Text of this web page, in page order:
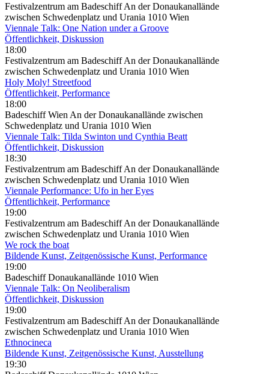
Festivalzentrum am Badeschiff An der Donaukanallände
zwischen Schwedenplatz und Urania 1010 Wien
Viennale Talk: One Nation under a Groove
Öffentlichkeit, Diskussion
18:00
Festivalzentrum am Badeschiff An der Donaukanallände
zwischen Schwedenplatz und Urania 1010 Wien
Holy Moly! Streetfood
Öffentlichkeit, Performance
18:00
Badeschiff Wien An der Donaukanallände zwischen
Schwedenplatz und Urania 1010 Wien
Viennale Talk: Tilda Swinton und Cynthia Beatt
Öffentlichkeit, Diskussion
18:30
Festivalzentrum am Badeschiff An der Donaukanallände
zwischen Schwedenplatz und Urania 1010 Wien
Viennale Performance: Ufo in her Eyes
Öffentlichkeit, Performance
19:00
Festivalzentrum am Badeschiff An der Donaukanallände
zwischen Schwedenplatz und Urania 1010 Wien
We rock the boat
Bildende Kunst, Zeitgenössische Kunst, Performance
19:00
Badeschiff Donaukanallände 1010 Wien
Viennale Talk: On Neoliberalism
Öffentlichkeit, Diskussion
19:00
Festivalzentrum am Badeschiff An der Donaukanallände
zwischen Schwedenplatz und Urania 1010 Wien
Ethnocineca
Bildende Kunst, Zeitgenössische Kunst, Ausstellung
19:30